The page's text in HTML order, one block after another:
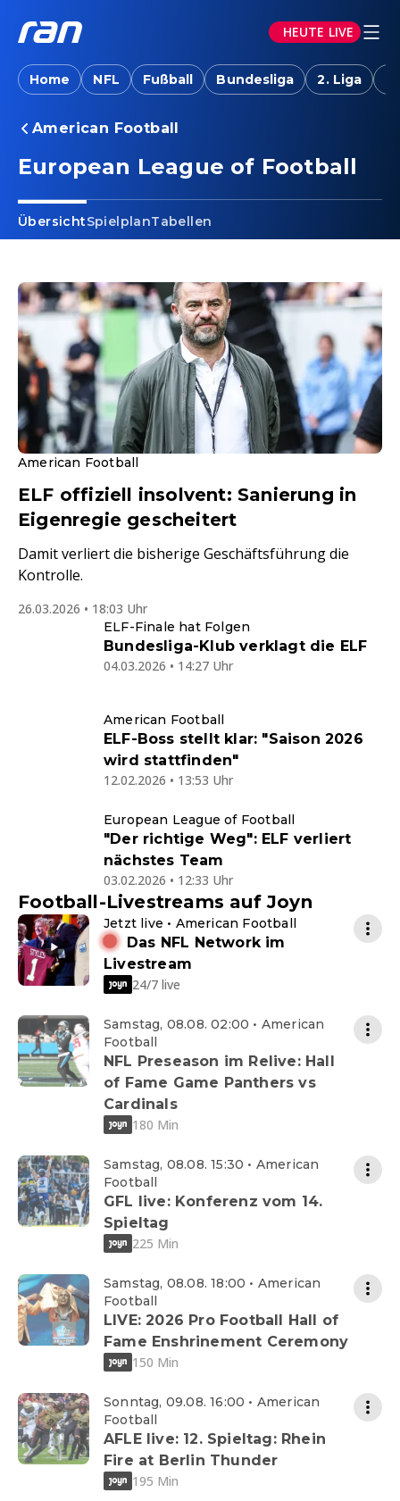
HEUTE LIVE
Home NFL Fußball Bundesliga 2. Liga
American Football
European League of Football
ÜbersichtSpielplanTabellen
American Football
ELF offiziell insolvent: Sanierung in
Eigenregie gescheitert
Damit verliert die bisherige Geschäftsführung die
Kontrolle.
26.03.2026 • 18:03 Uhr
ELF-Finale hat Folgen
Bundesliga-Klub verklagt die ELF
04.03.2026 • 14:27 Uhr
American Football
ELF-Boss stellt klar: "Saison 2026
wird stattfinden"
12.02.2026 • 13:53 Uhr
European League of Football
"Der richtige Weg": ELF verliert
nächstes Team
03.02.2026 • 12:33 Uhr
Football-Livestreams auf Joyn
Jetzt live • American Football
Das NFL Network im
Livestream
24/7 live
Samstag, 08.08. 02:00 • American
Football
NFL Preseason im Relive: Hall
of Fame Game Panthers vs
Cardinals
180 Min
Samstag, 08.08. 15:30 • American
Football
GFL live: Konferenz vom 14.
Spieltag
225 Min
Samstag, 08.08. 18:00 • American
Football
LIVE: 2026 Pro Football Hall of
Fame Enshrinement Ceremony
150 Min
Sonntag, 09.08. 16:00 • American
Football
AFLE live: 12. Spieltag: Rhein
Fire at Berlin Thunder
195 Min